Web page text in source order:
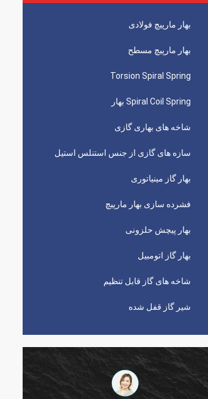
بهار مارپیچ فولادی
بهار مارپیچ مسطح
Torsion Spiral Spring
Spiral Coil Spring بهار
شاخه های بهاری گازی
سازه های گازی از جنس استنلس استیل
بهار گاز مینیاتوری
فشرده سازی بهار مارپیچ
بهار پیچش حلزونی
بهار گاز اتومبیل
شاخه های گاز قابل تنظیم
شیر گاز قفل شده